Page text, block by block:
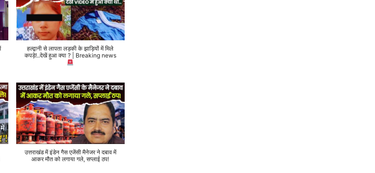
हल्द्वानी से लापता लड़की के झाड़ियों में मिले
कपड़े!..देखें हुआ क्या ? | Breaking news
उत्तराखंड में इंडेन गैस एजेंसी मैनेजर ने दबाव में
आकर मौत को लगाया गले, सप्लाई ठप!